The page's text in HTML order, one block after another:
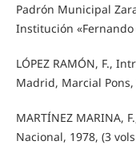
Padrón Municipal
Institución «Fernando
LÓPEZ RAMÓN, F.,
Madrid, Marcial Pons,
MARTÍNEZ MARINA,
Nacional, 1978, (3